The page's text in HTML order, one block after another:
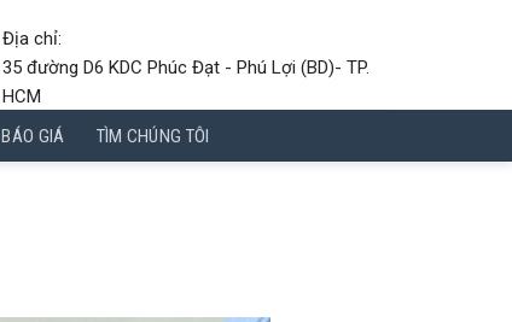
Địa chỉ:
35 đường D6 KDC Phúc Đạt - Phú Lợi (BD)- TP.
HCM
BÁO GIÁ TÌM CHÚNG TÔI